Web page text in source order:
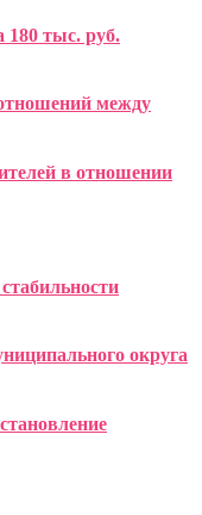
тыс. руб.
между
в отношении
округа